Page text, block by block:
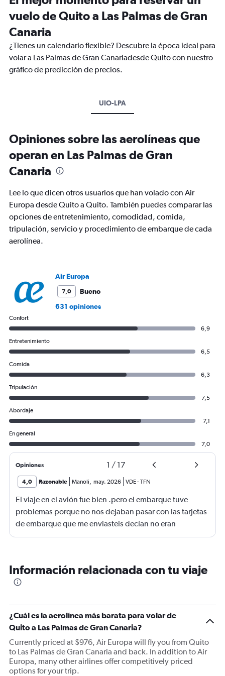
vuelo de Quito a Las Palmas de Gran
Canaria
¿Tienes un calendario flexible? Descubre la época ideal para
volar a Las Palmas de Gran Canariadesde Quito con nuestro
gráfico de predicción de precios.
UIO-LPA
Opiniones sobre las aerolíneas que
operan en Las Palmas de Gran
Canaria
Lee lo que dicen otros usuarios que han volado con Air
Europa desde Quito a Quito. También puedes comparar las
opciones de entretenimiento, comodidad, comida,
tripulación, servicio y procedimiento de embarque de cada
aerolínea.
Air Europa
7,0
Bueno
631 opiniones
Confort
6,9
Entretenimiento
6,5
Comida
6,3
Tripulación
7,5
Abordaje
7,1
En general
7,0
Opiniones 1 / 17
4,0 Razonable Manoli may. 2026 VDE-TFN
El viaje en el avión fue bien .pero el embarque tuve
problemas porque no nos dejaban pasar con las tarjetas
de embarque que me enviasteis decían no eran
completas nonponia vuelo y querían los billetes y yo no
Información relacionada con tu viaje
¿Cuál es la aerolínea más barata para volar de
Quito a Las Palmas de Gran Canaria?
Currently priced at $976, Air Europa will fly you from Quito
to Las Palmas de Gran Canaria and back. In addition to Air
Europa, many other airlines offer competitively priced
options for your trip.